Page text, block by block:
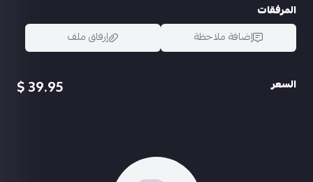
المرفقات
إضافة ملاحظة
إرفاق ملف
السعر 39.95 $